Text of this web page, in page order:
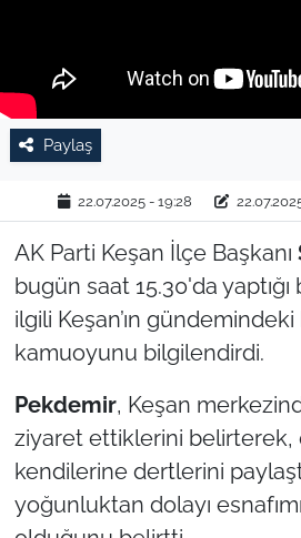
Paylaş
22.07.2025 - 19:28
AK Parti Keşan İlçe Başkanı
bugün saat 15.30'da yaptığı
ilgili Keşan’ın
kamuoyunu bilgilendirdi.
Pekdemir, Keşan
ziyaret ettiklerini belirterek,
kendilerine dertlerini
yoğunluktan dolayı
RESMİ İLAN
SPOR
YAŞAM
EDİRNE
TEKİRDAĞ
KIRKLARELİ
ÇANAKKALE
TÜRKİYE
Bölge